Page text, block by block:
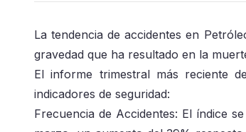
La tendencia de accidentes en
gravedad que ha resultado en la
El informe trimestral más reciente
indicadores de seguridad:
Frecuencia de Accidentes: El índice